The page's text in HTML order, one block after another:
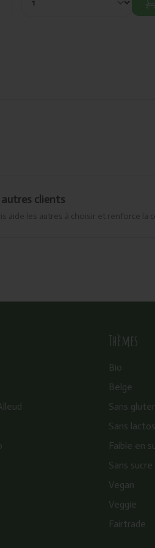
clients
aide les autres à choisir et renforce la
Thèmes
Bio
Belge
Sans
Sans
Faible en
Sans sucre
Vegan
Veggie
Fairtrade